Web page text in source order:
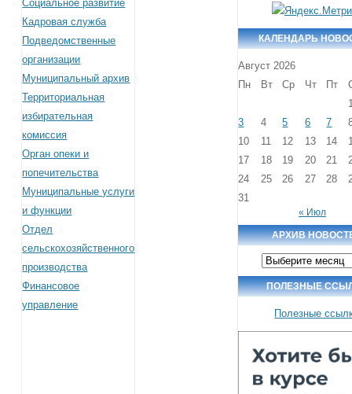
Социальное развитие
Кадровая служба
Подведомственные
организации
Муниципальный архив
Территориальная
избирательная
комиссия
Орган опеки и
попечительства
Муниципальные услуги
и функции
Отдел
сельскохозяйственного
производства
Финансовое
управление
КАЛЕНДАРЬ
Август 2026
Пн
Вт Ср Чт Пт
3
4 5 6 7
10
11 12 13 14
17
18 19 20 21
24
25 26 27 28
31
« Июл
АРХИВ
Архив
новостей
ПОЛЕЗНЫЕ
Полезные